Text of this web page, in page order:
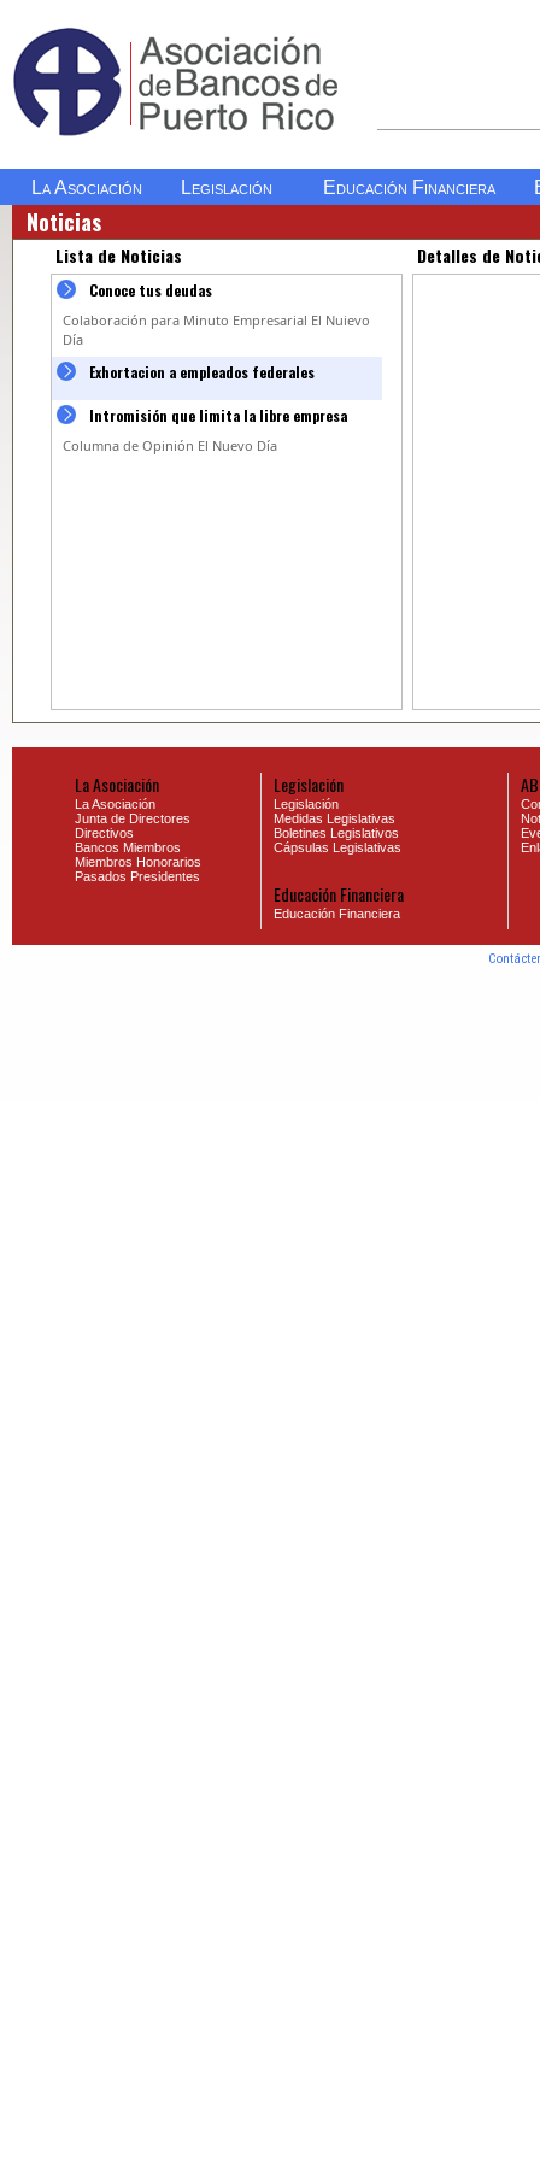
La Asociación Legislación Educación Financiera
Noticias
Lista de Noticias
Conoce tus deudas
Colaboración para Minuto Empresarial El Nuievo
Día
Exhortacion a empleados federales
Intromisión que limita la libre empresa
Columna de Opinión El Nuevo Día
Detalles de
La Asociación
La Asociación
Junta de Directores
Directivos
Bancos Miembros
Miembros Honorarios
Pasados Presidentes
Legislación
Legislación
Medidas Legislativas
Boletines Legislativos
Cápsulas Legislativas
Educación Financiera
Educación Financiera